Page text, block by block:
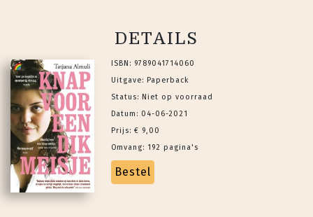
DETAILS
ISBN: 9789041714060
Uitgave: Paperback
Status: Niet op voorraad
Datum: 04-06-2021
Prijs: € 9,00
Omvang: 192 pagina's
Bestel